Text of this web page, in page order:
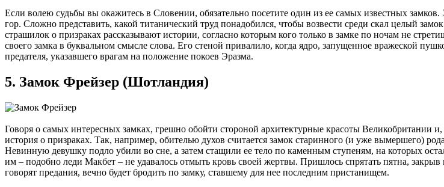
Если волею судьбы вы окажитесь в Словении, обязательно посетите один из ее самых известных
гор. Сложно представить, какой титанический труд понадобился, чтобы возвести среди скал целый
страшилок о призраках рассказывают истории, согласно которым кого только в замке по ночам не
своего замка в буквальном смысле слова. Его стеной привалило, когда ядро, запущенное вражеской
предателя, указавшего врагам на положение покоев Эразма.
5. Замок Фрейзер (Шотландия)
Говоря о самых интересных замках, грешно обойти стороной архитектурные красоты
история о призраках. Так, например, обителью духов считается замок старинного (и уже вымершего)
Невинную девушку подло убили во сне, а затем стащили ее тело по каменным ступеням, на которых
им – подобно леди Макбет – не удавалось отмыть кровь своей жертвы. Пришлось спрятать пятна,
говорят предания, вечно будет бродить по замку, ставшему для нее последним пристанищем.